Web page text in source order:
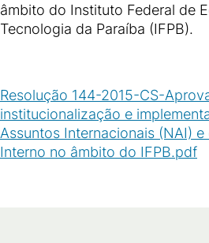
âmbito do Instituto Federal de
Tecnologia da Paraíba (IFPB).
Resolução 144-2015-CS-
institucionalização e
Assuntos Internacionais (NAI) e
Interno no âmbito do IFPB.pdf